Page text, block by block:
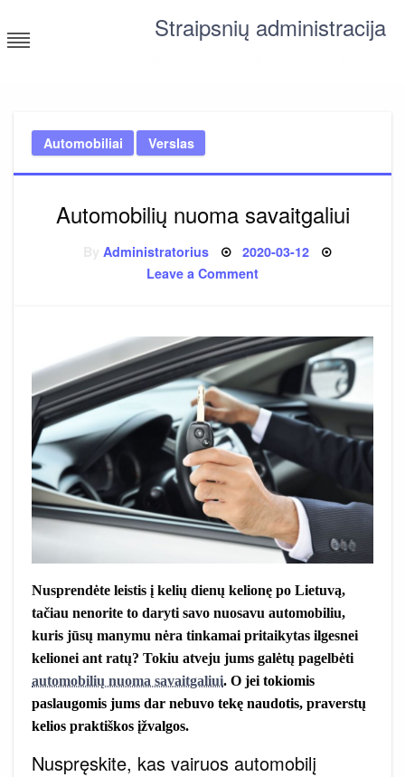
to
content
Straipsnių administracija
Automobiliai Verslas
Automobilių nuoma savaitgaliui
Administratorius Posted
2020-03-12
Leave a Commenton
Nusprendėte leistis į kelių dienų kelionę po Lietuvą,
tačiau nenorite to daryti savo nuosavu automobiliu,
kuris jūsų manymu nėra tinkamai pritaikytas ilgesnei
kelionei ant ratų? Tokiu atveju jums galėtų pagelbėti
automobilių nuoma savaitgaliui. O jei tokiomis
paslaugomis jums dar nebuvo tekę naudotis, praverstų
kelios praktiškos įžvalgos.
Nuspręskite, kas vairuos automobilį